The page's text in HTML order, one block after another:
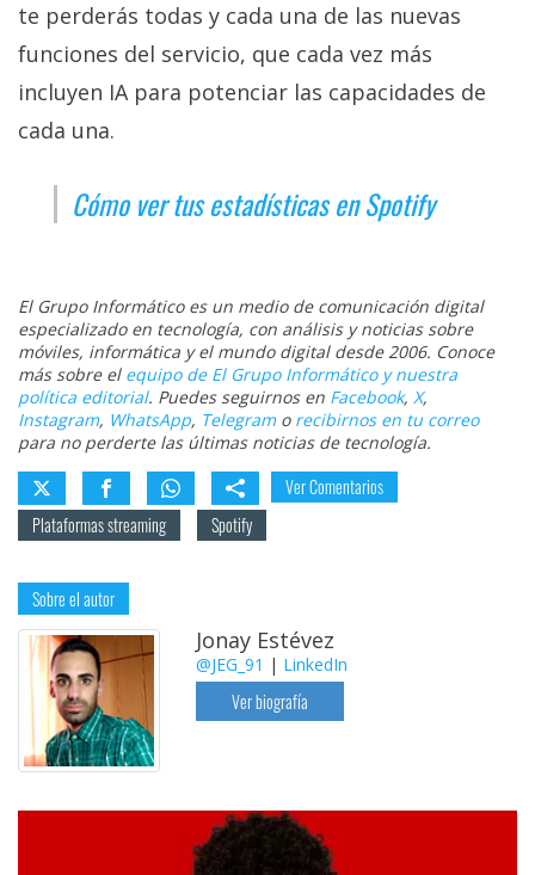
te perderás todas y cada una de las nuevas
funciones del servicio, que cada vez más
incluyen IA para potenciar las capacidades de
cada una.
Cómo ver tus estadísticas en Spotify
El Grupo Informático es un medio de comunicación digital
especializado en tecnología, con análisis y noticias sobre
móviles, informática y el mundo digital desde 2006. Conoce
más sobre el equipo de El Grupo Informático y nuestra
política editorial. Puedes seguirnos en Facebook, X,
Instagram, WhatsApp, Telegramo recibirnos en tu correo
para no perderte las últimas noticias de tecnología.
Ver Comentarios
Plataformas streaming
Spotify
Sobre el autor
Jonay Estévez
@JEG_91 | LinkedIn
Ver biografía